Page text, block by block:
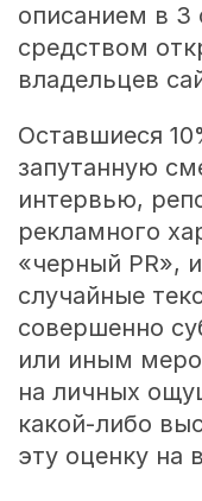
описанием в 3
средством
владельцев
Оставшиеся
запутанную
интервью,
рекламного
«черный PR»,
случайные
совершенно
или иным
на личных
какой-либо
эту оценку на